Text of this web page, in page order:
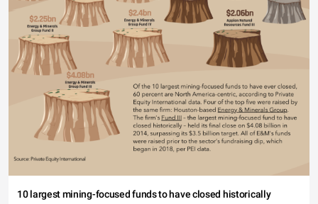
10 largest mining-focused funds to have closed historically